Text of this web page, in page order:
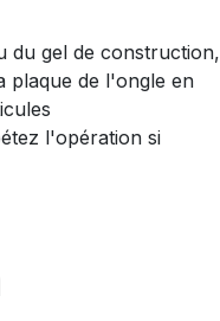
du gel de construction,
plaque de l'ongle en
l'opération si